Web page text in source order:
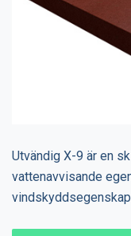
Utvändig X-9 är en
vattenavvisande